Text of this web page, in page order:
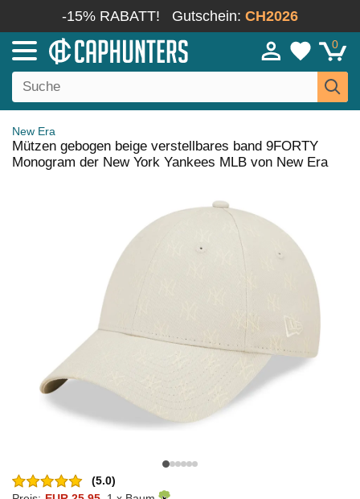
-15% RABATT! Gutschein: CH2026
0
New Era
Mützen gebogen beige verstellbares band 9FORTY
Monogram der New York Yankees MLB von New Era
(5.0)